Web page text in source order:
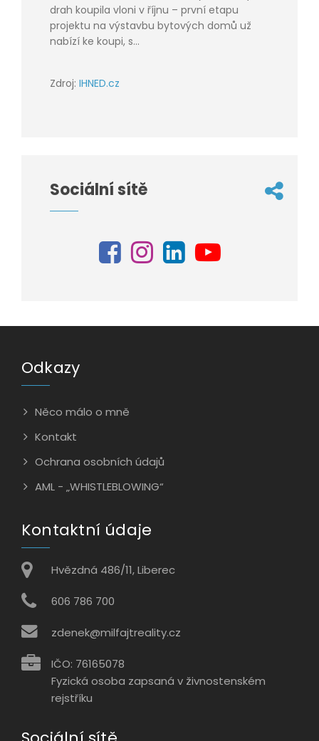
drah koupila vloni v říjnu – první etapu
projektu na výstavbu bytových domů už
nabízí ke koupi, s...
Zdroj: IHNED.cz
Sociální sítě
Odkazy
Něco málo o mně
Kontakt
Ochrana osobních údajů
AML - „WHISTLEBLOWING“
Kontaktní údaje
Hvězdná 486/11, Liberec
606 786 700
zdenek@milfajtreality.cz
IČO: 76165078
Fyzická osoba zapsaná v živnostenském
rejstříku